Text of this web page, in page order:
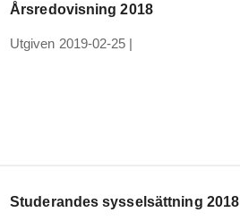
Årsredovisning 2018
Utgiven 2019-02-25 |
Studerandes sysselsättning 2018